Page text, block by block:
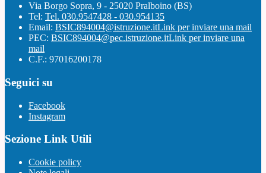
Via Borgo Sopra, 9 - 25020 Pralboino (BS)
Tel: Tel. 030.9547428 - 030.954135
Email: BSIC894004@istruzione.itLink per inviare una mail
PEC: BSIC894004@pec.istruzione.itLink per inviare una
mail
C.F.: 97016200178
Seguici su
Facebook
Instagram
Sezione Link Utili
Cookie policy